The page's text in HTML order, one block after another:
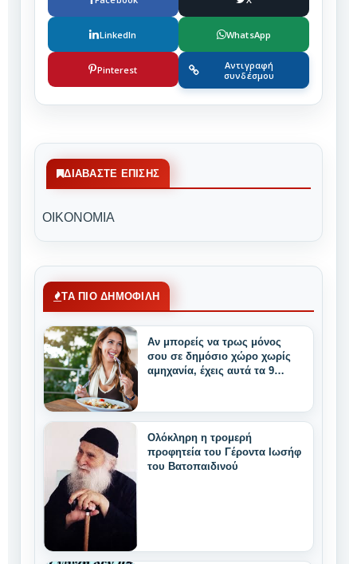
LinkedIn WhatsApp
Pinterest
Αντιγραφή
συνδέσμου
ΔΙΑΒΆΣΤΕ ΕΠΊΣΗΣ
ΟΙΚΟΝΟΜΙΑ
ΤΑ ΠΙΟ ΔΗΜΟΦΙΛΗ
Αν μπορείς να τρως μόνος
σου σε δημόσιο χώρο χωρίς
αμηχανία, έχεις αυτά τα 9
Ολόκληρη η τρομερή
προφητεία του Γέροντα Ιωσήφ
του Βατοπαιδινού